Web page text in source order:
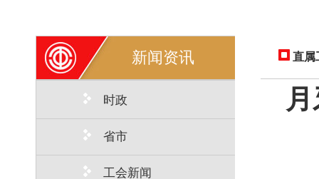
新闻资讯
时政
省市
工会新闻
直属